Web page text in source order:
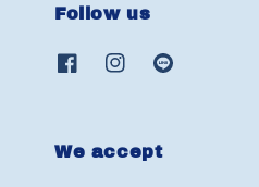
Follow us
We accept